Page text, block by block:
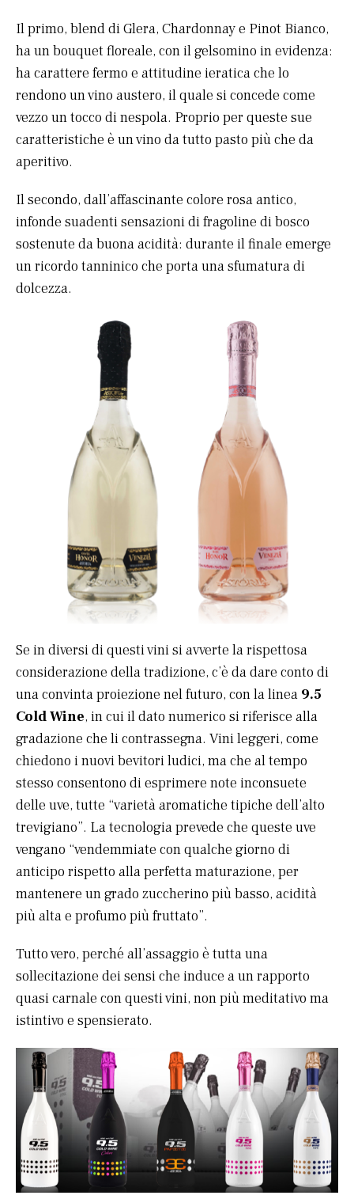
Il primo, blend di Glera, Chardonnay e Pinot Bianco,
ha un bouquet floreale, con il gelsomino in evidenza:
ha carattere fermo e attitudine ieratica che lo
rendono un vino austero, il quale si concede come
vezzo un tocco di nespola. Proprio per queste sue
caratteristiche è un vino da tutto pasto più che da
aperitivo.
Il secondo, dall’affascinante colore rosa antico,
infonde suadenti sensazioni di fragoline di bosco
sostenute da buona acidità: durante il finale emerge
un ricordo tanninico che porta una sfumatura di
dolcezza.
Se in diversi di questi vini si avverte la rispettosa
considerazione della tradizione, c’è da dare conto di
una convinta proiezione nel futuro, con la linea 9.5
Cold Wine, in cui il dato numerico si riferisce alla
gradazione che li contrassegna. Vini leggeri, come
chiedono i nuovi bevitori ludici, ma che al tempo
stesso consentono di esprimere note inconsuete
delle uve, tutte “varietà aromatiche tipiche dell’alto
trevigiano”. La tecnologia prevede che queste uve
vengano “vendemmiate con qualche giorno di
anticipo rispetto alla perfetta maturazione, per
mantenere un grado zuccherino più basso, acidità
più alta e profumo più fruttato”.
Tutto vero, perché all’assaggio è tutta una
sollecitazione dei sensi che induce a un rapporto
quasi carnale con questi vini, non più meditativo ma
istintivo e spensierato.